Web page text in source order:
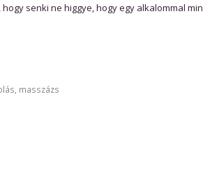
senki ne higgye, hogy egy alkalommal
, masszázs